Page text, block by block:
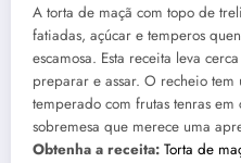
A torta de maçã com topo de
fatiadas, açúcar e temperos
escamosa. Esta receita leva
preparar e assar. O recheio tem
temperado com frutas tenras
sobremesa que merece uma
Obtenha a receita: Torta de